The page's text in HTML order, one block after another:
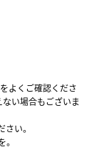
よくご確認くださ
ない場合もございま
い。